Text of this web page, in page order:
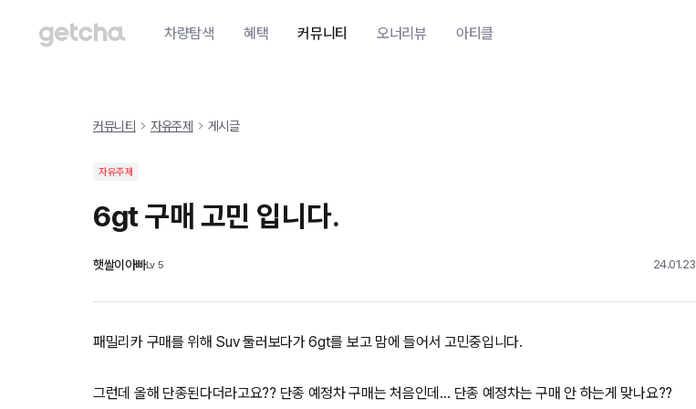
차량탐색 혜택 커뮤니티 오너리뷰 아티클
커뮤니티 자유주제 게시글
자유주제
6gt 구매 고민 입니다.
햇쌀이아빠Lv5 24.01.23
패밀리카 구매를 위해 Suv 둘러보다가 6gt를 보고 맘에 들어서 고민중입니다.
그런데 올해 단종된다더라고요?? 단종 예정차 구매는 처음인데… 단종 예정차는 구매 안 하는게 맞나요??